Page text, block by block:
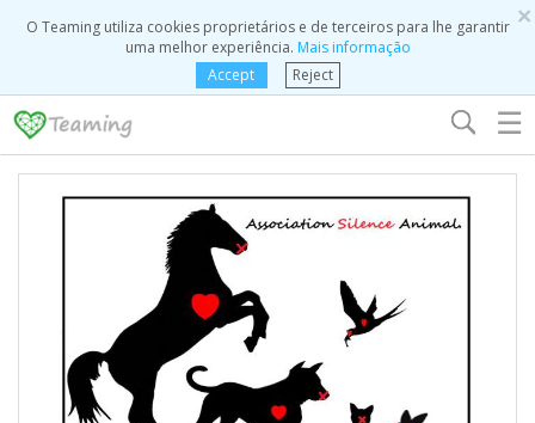
×
O Teaming utiliza cookies proprietários e de terceiros para lhe garantir
uma melhor experiência. Mais informação
Accept
Reject
☰